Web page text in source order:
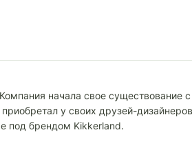
начала свое существование
у своих друзей-
под брендом Kikkerland.